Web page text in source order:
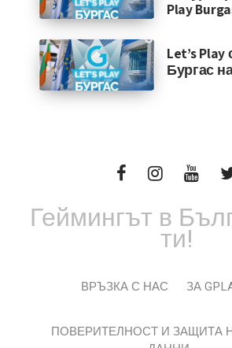
Play
Let’s
Бургас
Геймингът в
ти!
ВРЪЗКА С НАС ЗА
ПОВЕРИТЕЛНОСТ И ЗАЩИТА